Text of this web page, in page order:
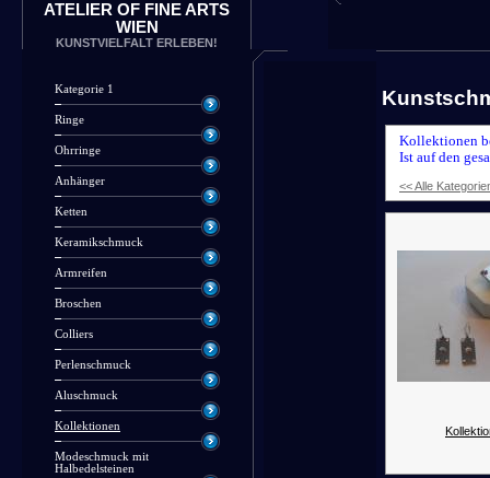
ATELIER OF FINE ARTS
WIEN
KUNSTVIELFALT ERLEBEN!
Kategorie 1
Ringe
Ohrringe
Anhänger
Ketten
Keramikschmuck
Armreifen
Broschen
Colliers
Perlenschmuck
Aluschmuck
Kollektionen
Modeschmuck mit
Halbedelsteinen
Kollektionen
Ist auf den
<< Alle